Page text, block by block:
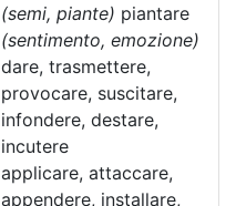
(semi, piante) piantare
(sentimento, emozione)
dare, trasmettere,
provocare, suscitare,
infondere, destare,
incutere
applicare, attaccare,
appendere, installare,